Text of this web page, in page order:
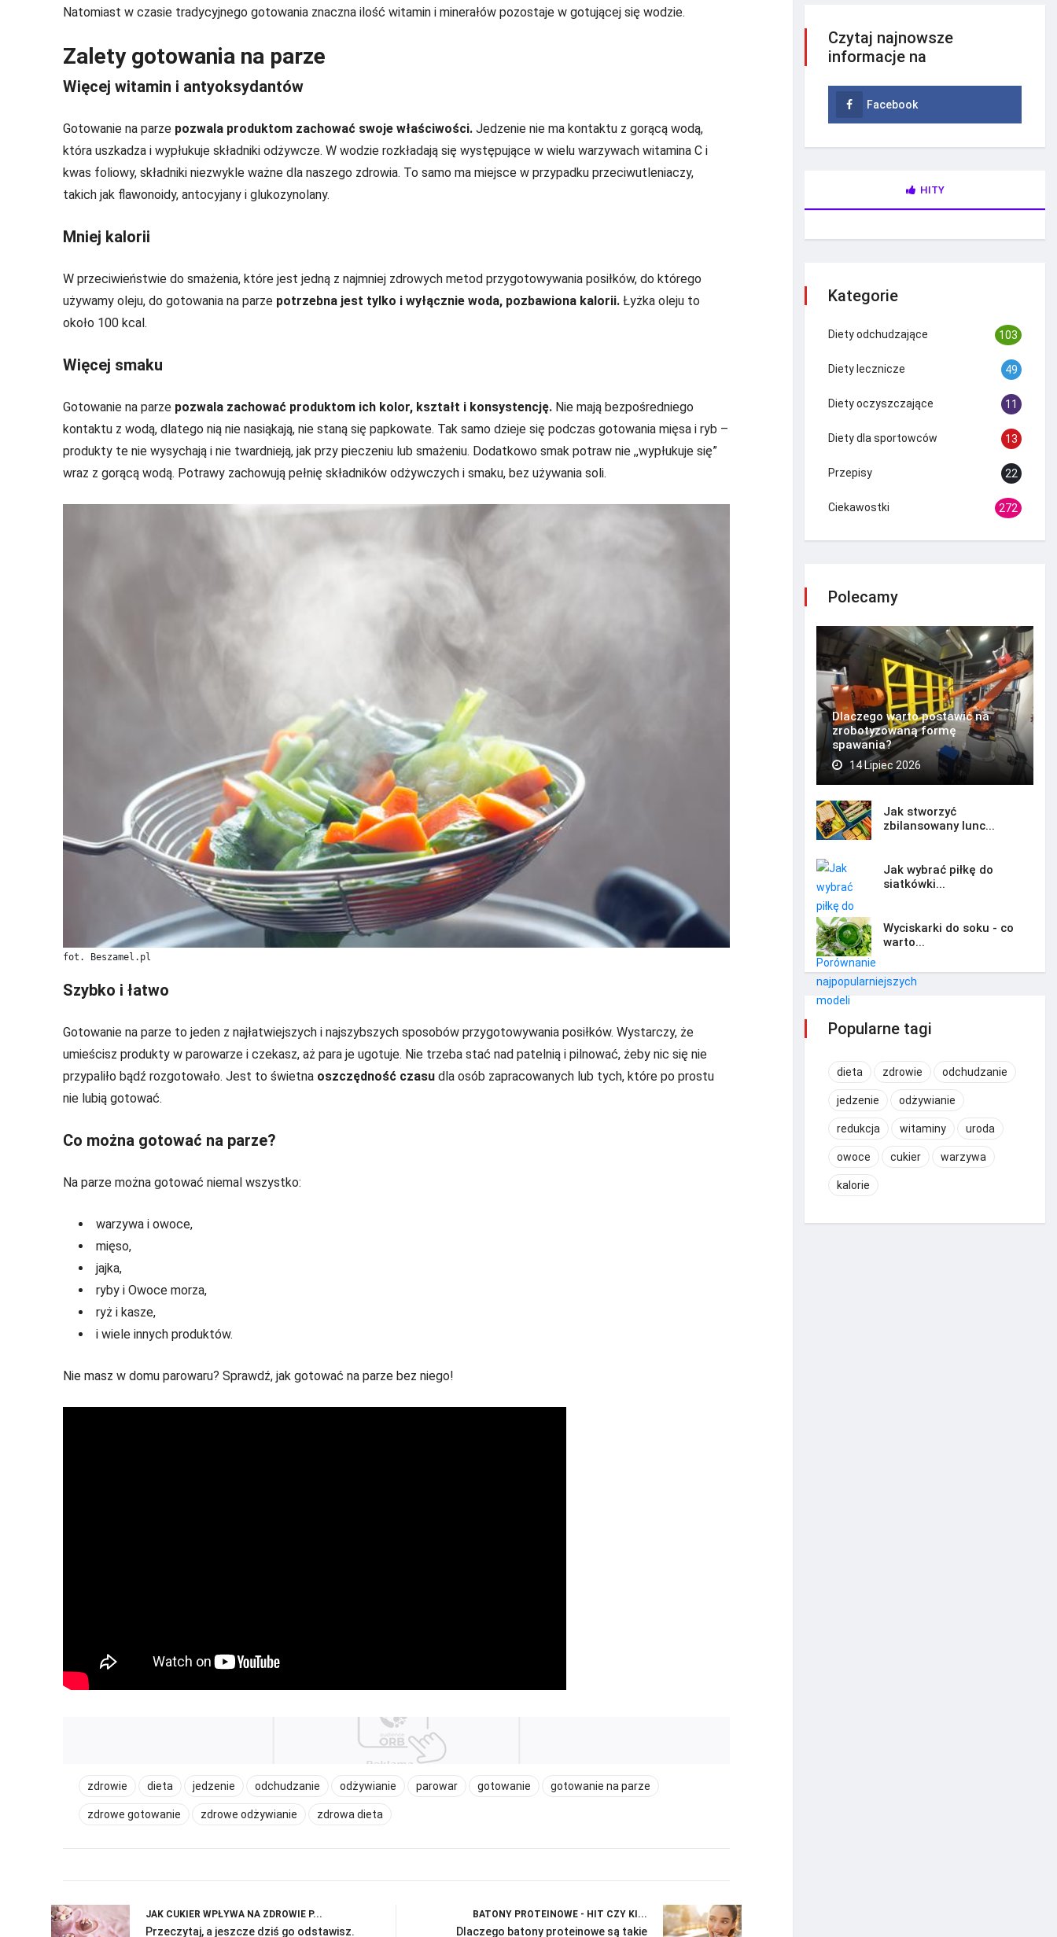
Natomiast w czasie tradycyjnego gotowania znaczna ilość witamin i minerałów pozostaje w gotującej się wodzie.
Zalety gotowania na parze
Więcej witamin i antyoksydantów
Gotowanie na parze pozwala produktom zachować swoje właściwości. Jedzenie nie ma kontaktu z gorącą wodą,
która uszkadza i wypłukuje składniki odżywcze. W wodzie rozkładają się występujące w wielu warzywach witamina C i
kwas foliowy, składniki niezwykle ważne dla naszego zdrowia. To samo ma miejsce w przypadku przeciwutleniaczy,
takich jak flawonoidy, antocyjany i glukozynolany.
Mniej kalorii
W przeciwieństwie do smażenia, które jest jedną z najmniej zdrowych metod przygotowywania posiłków, do którego
używamy oleju, do gotowania na parze potrzebna jest tylko i wyłącznie woda, pozbawiona kalorii. Łyżka oleju to
około 100 kcal.
Więcej smaku
Gotowanie na parze pozwala zachować produktom ich kolor, kształt i konsystencję. Nie mają bezpośredniego
kontaktu z wodą, dlatego nią nie nasiąkają, nie staną się papkowate. Tak samo dzieje się podczas gotowania mięsa i ryb –
produkty te nie wysychają i nie twardnieją, jak przy pieczeniu lub smażeniu. Dodatkowo smak potraw nie ,,wypłukuje się”
wraz z gorącą wodą. Potrawy zachowują pełnię składników odżywczych i smaku, bez używania soli.
fot. Beszamel.pl
Szybko i łatwo
Gotowanie na parze to jeden z najłatwiejszych i najszybszych sposobów przygotowywania posiłków. Wystarczy, że
umieścisz produkty w parowarze i czekasz, aż para je ugotuje. Nie trzeba stać nad patelnią i pilnować, żeby nic się nie
przypaliło bądź rozgotowało. Jest to świetna oszczędność czasu dla osób zapracowanych lub tych, które po prostu
nie lubią gotować.
Co można gotować na parze?
Na parze można gotować niemal wszystko:
warzywa i owoce,
mięso,
jajka,
ryby i Owoce morza,
ryż i kasze,
i wiele innych produktów.
Nie masz w domu parowaru? Sprawdź, jak gotować na parze bez niego!
zdrowie dieta jedzenie odchudzanie odżywianie parowar gotowanie gotowanie na parze
zdrowe gotowanie zdrowe odżywianie zdrowa dieta
JAK CUKIER WPŁYWA NA ZDROWIE P...
Przeczytaj, a jeszcze dziś go odstawisz.
BATONY PROTEINOWE - HIT CZY KI...
Dlaczego batony proteinowe są takie
Czytaj najnowsze
informacje na
Facebook
HITY
Kategorie
Diety odchudzające 103
Diety lecznicze 49
Diety oczyszczające 11
Diety dla sportowców 13
Przepisy 22
Ciekawostki 272
Polecamy
Dlaczego warto postawić na
zrobotyzowaną formę
spawania?
14 Lipiec 2026
Jak stworzyć
zbilansowany lunc...
Jak wybrać piłkę do
siatkówki...
Wyciskarki do soku - co
warto...
Popularne tagi
dieta zdrowie odchudzanie
jedzenie odżywianie
redukcja witaminy uroda
owoce cukier warzywa
kalorie